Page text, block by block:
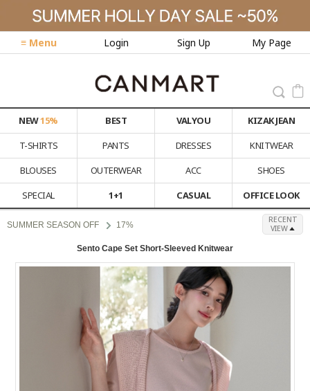
≡ Menu Login Sign Up My Page
NEW15% BEST VALYOU
KIZAK JEAN
T-SHIRTS
PANTS DRESSES
KNITWEAR
BLOUSES
OUTERWEAR ACC
SHOES
SPECIAL
1+1 CASUAL OFFICE LOOK
SUMMER SEASON OFF 17%
RECENT
VIEW
Sento Cape Set Short-Sleeved Knitwear